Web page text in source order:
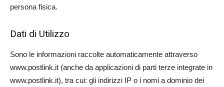
persona fisica.
Dati di Utilizzo
Sono le informazioni raccolte automaticamente attraverso
www.postlink.it (anche da applicazioni di parti terze integrate in
www.postlink.it), tra cui: gli indirizzi IP o i nomi a dominio dei